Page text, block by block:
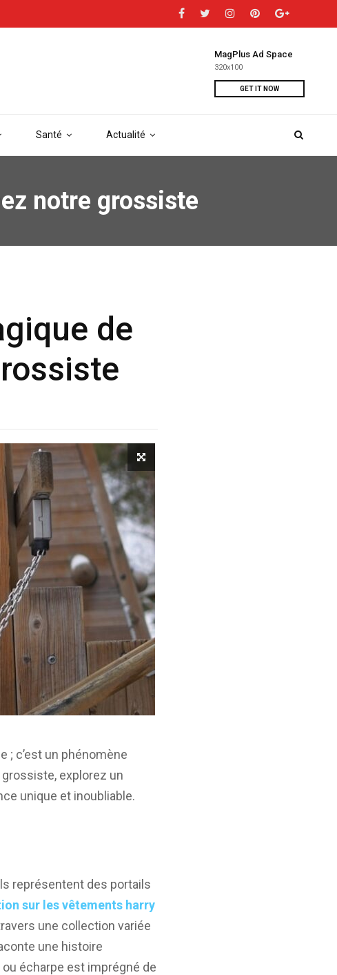
Santé Actualité
MagPlus Ad Space
320x100
GET IT NOW
notre grossiste
de
; c’est un phénomène
explorez un
unique et inoubliable.
représentent des portails
sur les vêtements harry
une collection variée
une histoire
écharpe est imprégné de